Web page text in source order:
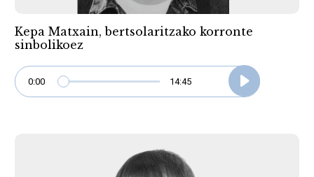
Kepa Matxain, bertsolaritzako korronte
sinbolikoez
0:00 14:45